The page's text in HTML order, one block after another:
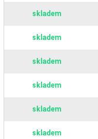
skladem
skladem
skladem
skladem
skladem
skladem